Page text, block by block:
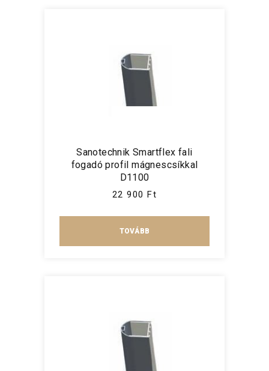
Sanotechnik Smartflex fali
fogadó profil mágnescsíkkal
D1100
22 900 Ft
TOVÁBB